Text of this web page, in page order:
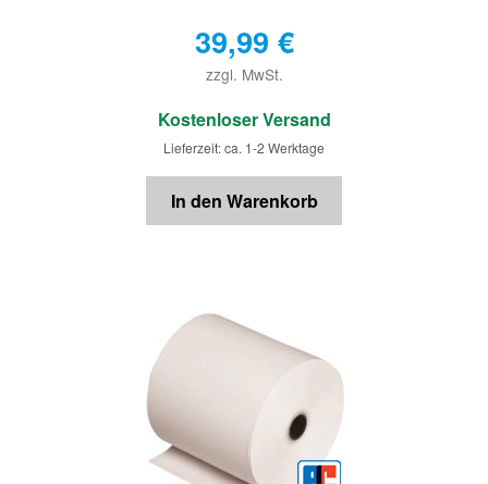
39,99 €
zzgl. MwSt.
€
Kostenloser Versand
Lieferzeit: ca. 1-2 Werktage
In den Warenkorb